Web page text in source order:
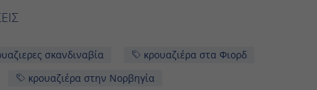
κρουαζιέρα στην Νορβηγία 16ήμερη κρουζιέρα
κρουαζιέρα με το Caribbean Princess